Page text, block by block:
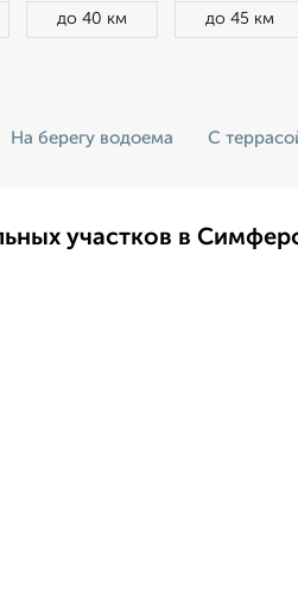
до 40 км до 45 км
На берегу водоема С
участков в